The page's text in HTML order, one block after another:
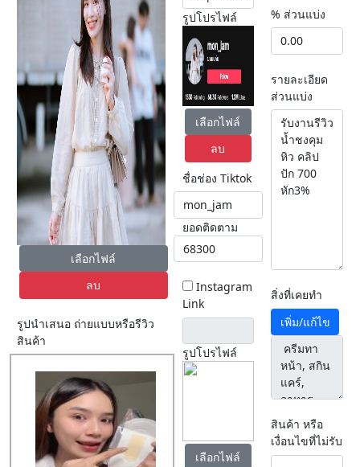
เลือกไฟล์
ลบ
รูปนำเสนอ ถ่ายแบบหรือรีวิว
สินค้า
รูปโปรไฟล์
เลือกไฟล์
ลบ
ชื่อช่อง Tiktok
ยอดติดตาม
Instagram
Link
รูปโปรไฟล์
เลือกไฟล์
% ส่วนแบ่ง
รายละเอียด
ส่วนแบ่ง
สิ่งที่เคยทำ
เพิ่ม/แก้ไข
สินค้า หรือ
เงื่อนไขที่ไม่รับ